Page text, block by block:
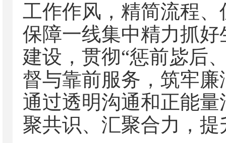
工作作风，精简流程
保障一线集中精力抓好
建设，贯彻“惩前毖后
督与靠前服务，筑牢廉
通过透明沟通和正能
聚共识、汇聚合力，